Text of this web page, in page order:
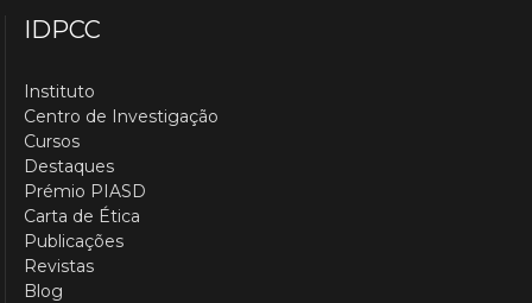
IDPCC
Instituto
Centro de Investigação
Cursos
Destaques
Prémio PIASD
Carta de Ética
Publicações
Revistas
Blog